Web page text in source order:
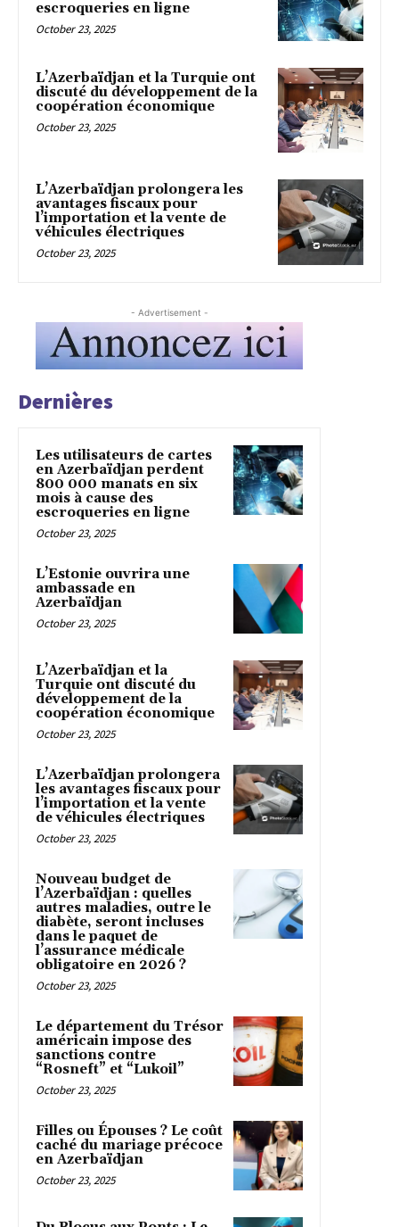
escroqueries en ligne
October 23, 2025
L’Azerbaïdjan et la Turquie ont
discuté du développement de la
coopération économique
October 23, 2025
L’Azerbaïdjan prolongera les
avantages fiscaux pour
l’importation et la vente de
véhicules électriques
October 23, 2025
- Advertisement -
Dernières
Les utilisateurs de cartes
en Azerbaïdjan perdent
800 000 manats en six
mois à cause des
escroqueries en ligne
October 23, 2025
L’Estonie ouvrira une
ambassade en
Azerbaïdjan
October 23, 2025
L’Azerbaïdjan et la
Turquie ont discuté du
développement de la
coopération économique
October 23, 2025
L’Azerbaïdjan prolongera
les avantages fiscaux pour
l’importation et la vente
de véhicules électriques
October 23, 2025
Nouveau budget de
l’Azerbaïdjan : quelles
autres maladies, outre le
diabète, seront incluses
dans le paquet de
l’assurance médicale
obligatoire en 2026 ?
October 23, 2025
Le département du Trésor
américain impose des
sanctions contre
“Rosneft” et “Lukoil”
October 23, 2025
Filles ou Épouses ? Le coût
caché du mariage précoce
en Azerbaïdjan
October 23, 2025